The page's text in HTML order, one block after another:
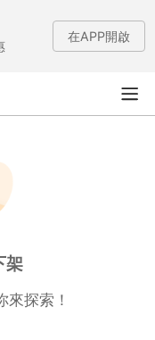
在APP開啟
架
來探索！